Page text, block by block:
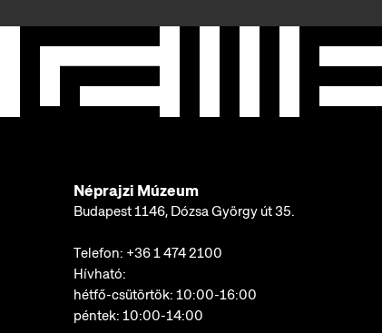
Néprajzi Múzeum
Budapest 1146, Dózsa György út 35.
Telefon: +36 1 474 2100
Hívható:
hétfő-csütörtök: 10:00-16:00
péntek: 10:00-14:00